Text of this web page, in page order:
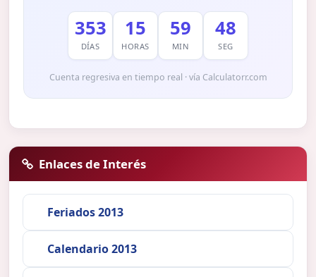
353
DÍAS
15
HORAS
59
MIN
47
SEG
Cuenta regresiva en tiempo real · vía Calculatorr.com
Enlaces de Interés
Feriados 2013
Calendario 2013